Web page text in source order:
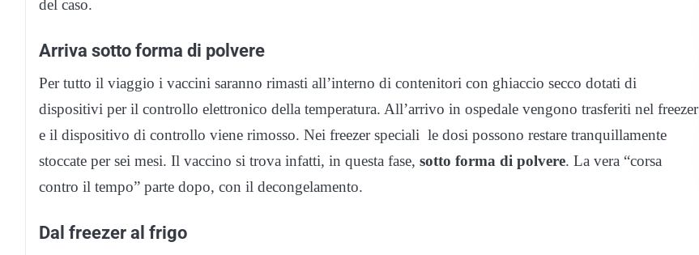
del caso.
Arriva sotto forma di polvere
Per tutto il viaggio i vaccini saranno rimasti all’interno di contenitori con ghiaccio secco dotati di
dispositivi per il controllo elettronico della temperatura. All’arrivo in ospedale vengono trasferiti nel freezer
e il dispositivo di controllo viene rimosso. Nei freezer speciali le dosi possono restare tranquillamente
stoccate per sei mesi. Il vaccino si trova infatti, in questa fase, sotto forma di polvere. La vera “corsa
contro il tempo” parte dopo, con il decongelamento.
Dal freezer al frigo